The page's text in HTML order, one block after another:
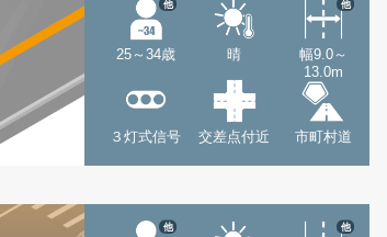
25～34歳
他
晴
幅9.0～
13.0m
他
３灯式信号 交差点付近 市町村道
他 他